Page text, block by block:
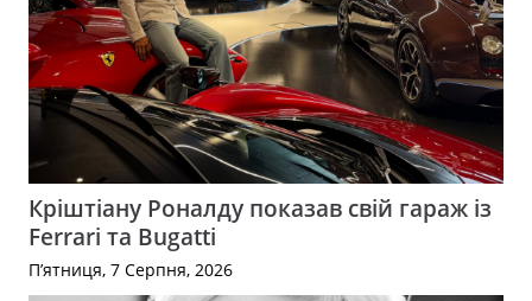
Кріштіану Роналду показав свій гараж із
Ferrari та Bugatti
П’ятниця, 7 Серпня, 2026